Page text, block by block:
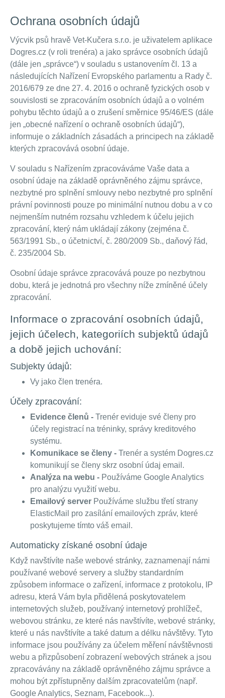
Ochrana osobních údajů
Výcvik psů hravě Vet-Kučera s.r.o. je uživatelem aplikace
Dogres.cz (v roli trenéra) a jako správce osobních údajů
(dále jen „správce“) v souladu s ustanovením čl. 13 a
následujících Nařízení Evropského parlamentu a Rady č.
2016/679 ze dne 27. 4. 2016 o ochraně fyzických osob v
souvislosti se zpracováním osobních údajů a o volném
pohybu těchto údajů a o zrušení směrnice 95/46/ES (dále
jen „obecné nařízení o ochraně osobních údajů“),
informuje o základních zásadách a principech na základě
kterých zpracovává osobní údaje.
V souladu s Nařízením zpracováváme Vaše data a
osobní údaje na základě oprávněného zájmu správce,
nezbytné pro splnění smlouvy nebo nezbytné pro splnění
právní povinnosti pouze po minimální nutnou dobu a v co
nejmenším nutném rozsahu vzhledem k účelu jejich
zpracování, který nám ukládají zákony (zejména č.
563/1991 Sb., o účetnictví, č. 280/2009 Sb., daňový řád,
č. 235/2004 Sb.
Osobní údaje správce zpracovává pouze po nezbytnou
dobu, která je jednotná pro všechny níže zmíněné účely
zpracování.
Informace o zpracování osobních údajů,
jejich účelech, kategoriích subjektů údajů
a době jejich uchování:
Subjekty údajů:
Vy jako člen trenéra.
Účely zpracování:
Evidence členů - Trenér eviduje své členy pro
účely registrací na tréninky, správy kreditového
systému.
Komunikace se členy - Trenér a systém Dogres.cz
komunikují se členy skrz osobní údaj email.
Analýza na webu - Používáme Google Analytics
pro analýzu využití webu.
Emailový server Používáme službu třetí strany
ElasticMail pro zasílání emailových zpráv, které
poskytujeme tímto váš email.
Automaticky získané osobní údaje
Když navštívíte naše webové stránky, zaznamenají námi
používané webové servery a služby standardním
způsobem informace o zařízení, informace z protokolu, IP
adresu, která Vám byla přidělená poskytovatelem
internetových služeb, používaný internetový prohlížeč,
webovou stránku, ze které nás navštívíte, webové stránky,
které u nás navštívíte a také datum a délku návštěvy. Tyto
informace jsou používány za účelem měření návštěvnosti
webu a přizpůsobení zobrazení webových stránek a jsou
zpracovávány na základě oprávněného zájmu správce a
mohou být zpřístupněny dalším zpracovatelům (např.
Google Analytics, Seznam, Facebook...).